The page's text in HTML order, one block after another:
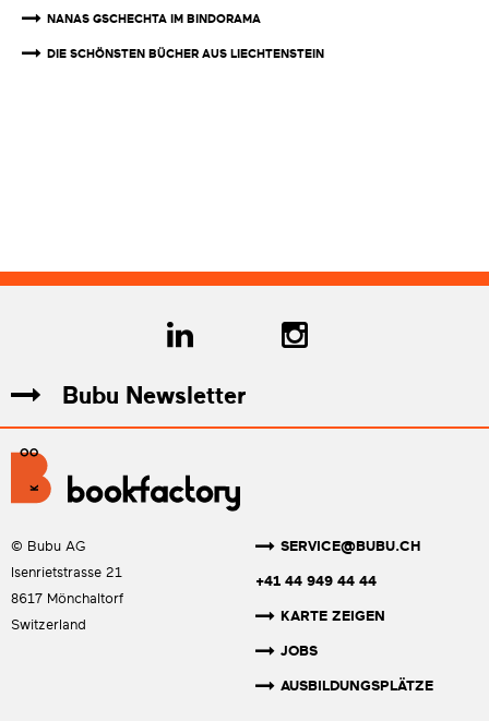
NANAS GSCHECHTA IM BINDORAMA
DIE SCHÖNSTEN BÜCHER AUS LIECHTENSTEIN
Bubu Newsletter
© Bubu AG
Isenrietstrasse 21
8617 Mönchaltorf
Switzerland
SERVICE@BUBU.CH
+41 44 949 44 44
KARTE ZEIGEN
JOBS
AUSBILDUNGSPLÄTZE